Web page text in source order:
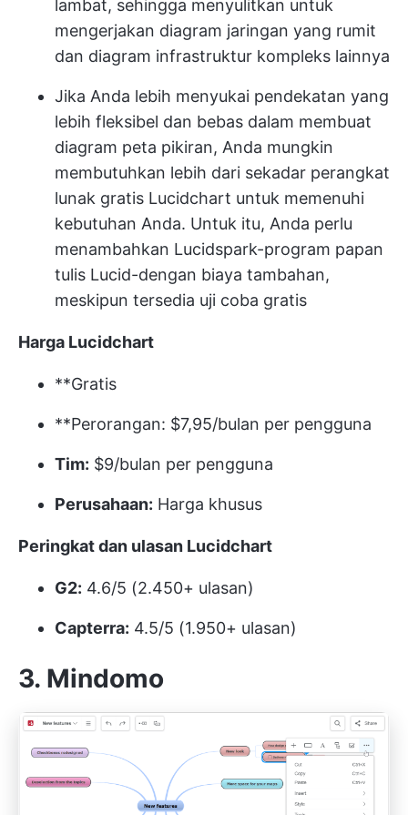
lambat, sehingga menyulitkan untuk
mengerjakan diagram jaringan yang rumit
dan diagram infrastruktur kompleks lainnya
Jika Anda lebih menyukai pendekatan yang
lebih fleksibel dan bebas dalam membuat
diagram peta pikiran, Anda mungkin
membutuhkan lebih dari sekadar perangkat
lunak gratis Lucidchart untuk memenuhi
kebutuhan Anda. Untuk itu, Anda perlu
menambahkan Lucidspark-program papan
tulis Lucid-dengan biaya tambahan,
meskipun tersedia uji coba gratis
Harga Lucidchart
**Gratis
**Perorangan: $7,95/bulan per pengguna
Tim: $9/bulan per pengguna
Perusahaan: Harga khusus
Peringkat dan ulasan Lucidchart
G2: 4.6/5 (2.450+ ulasan)
Capterra: 4.5/5 (1.950+ ulasan)
3. Mindomo